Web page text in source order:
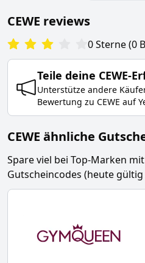
CEWE reviews
0Sterne(0
Teile deine CEWE-
Unterstütze andere
Bewertung zu CEWE auf
CEWE ähnliche
Spare viel bei Top-Marken
Gutscheincodes (heute gültig